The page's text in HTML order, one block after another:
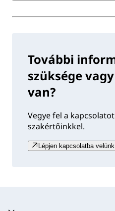
További
szüksége
van?
Vegye fel a
szakértőinkkel.
Lépjen kapcsolatba velünk